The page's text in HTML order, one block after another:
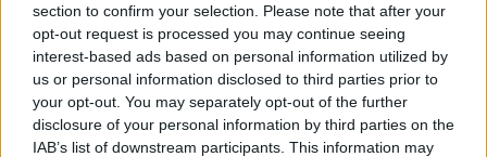
section to confirm your selection. Please note that after your
opt-out request is processed you may continue seeing
interest-based ads based on personal information utilized by
us or personal information disclosed to third parties prior to
your opt-out. You may separately opt-out of the further
disclosure of your personal information by third parties on the
IAB’s list of downstream participants. This information may